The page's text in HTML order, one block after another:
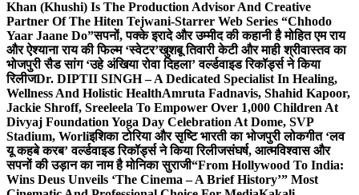
Khan (Khushi) Is The Production Advisor And Creative
Partner Of The Hiten Tejwani-Starrer Web Series “Chhodo
Yaar Jaane Do”सपनों, पक्के इरादे और उम्मीद की कहानी है मोहित एम राय
और ऐश्याना राय की फिल्म ‘स्वेटर’खुशबू तिवारी केटी और माही श्रीवास्तव का
भोजपुरी सैड सांग ‘उहे अंखिया रोवा दिहला’ वर्ल्डवाइड रिकॉर्ड्स ने किया
रिलीजDr. DIPTII SINGH – A Dedicated Specialist In Healing,
Wellness And Holistic HealthAmruta Fadnavis, Shahid Kapoor,
Jackie Shroff, Sreeleela To Empower Over 1,000 Children At
Divyaj Foundation Yoga Day Celebration At Dome, SVP
Stadium, Worliइशिका टोरिया और सृष्टि भारती का भोजपुरी लोकगीत ‘लव
यू कहबे करब’ वर्ल्डवाइड रिकॉर्ड्स ने किया रिलीजसंघर्ष, आत्मविश्वास और
सपनों की उड़ान का नाम है मोनिका सुराजी“From Hollywood To India:
Wins Deus Unveils ‘The Cinema – A Brief History’” Most